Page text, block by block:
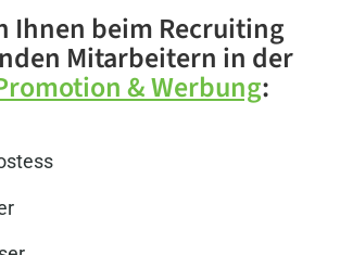
Ihnen beim Recruiting
Mitarbeitern in der
& Werbung: